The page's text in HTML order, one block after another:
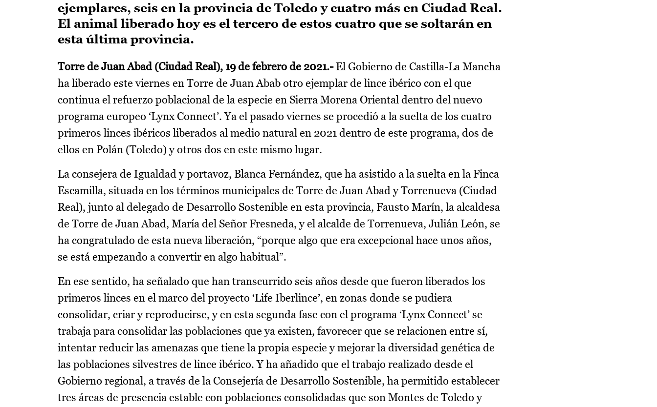
ejemplares, seis en la provincia de Toledo y cuatro más en Ciudad Real.
El animal liberado hoy es el tercero de estos cuatro que se soltarán en
esta última provincia.
Torre de Juan Abad (Ciudad Real), 19 de febrero de 2021.-El Gobierno de Castilla-La Mancha
ha liberado este viernes en Torre de Juan Abab otro ejemplar de lince ibérico con el que
continua el refuerzo poblacional de la especie en Sierra Morena Oriental dentro del nuevo
programa europeo ‘Lynx Connect’. Ya el pasado viernes se procedió a la suelta de los cuatro
primeros linces ibéricos liberados al medio natural en 2021 dentro de este programa, dos de
ellos en Polán (Toledo) y otros dos en este mismo lugar.
La consejera de Igualdad y portavoz, Blanca Fernández, que ha asistido a la suelta en la Finca
Escamilla, situada en los términos municipales de Torre de Juan Abad y Torrenueva (Ciudad
Real), junto al delegado de Desarrollo Sostenible en esta provincia, Fausto Marín, la alcaldesa
de Torre de Juan Abad, María del Señor Fresneda, y el alcalde de Torrenueva, Julián León, se
ha congratulado de esta nueva liberación, “porque algo que era excepcional hace unos años,
se está empezando a convertir en algo habitual”.
En ese sentido, ha señalado que han transcurrido seis años desde que fueron liberados los
primeros linces en el marco del proyecto ‘Life Iberlince’, en zonas donde se pudiera
consolidar, criar y reproducirse, y en esta segunda fase con el programa ‘Lynx Connect’ se
trabaja para consolidar las poblaciones que ya existen, favorecer que se relacionen entre sí,
intentar reducir las amenazas que tiene la propia especie y mejorar la diversidad genética de
las poblaciones silvestres de lince ibérico. Y ha añadido que el trabajo realizado desde el
Gobierno regional, a través de la Consejería de Desarrollo Sostenible, ha permitido establecer
tres áreas de presencia estable con poblaciones consolidadas que son Montes de Toledo y